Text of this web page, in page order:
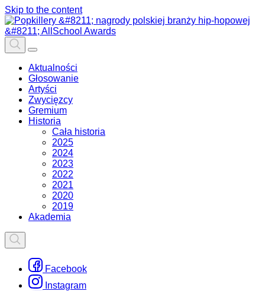
Skip to the content
Aktualności
Głosowanie
Artyści
Zwycięzcy
Gremium
Historia
Cała historia
2025
2024
2023
2022
2021
2020
2019
Akademia
Facebook
Instagram